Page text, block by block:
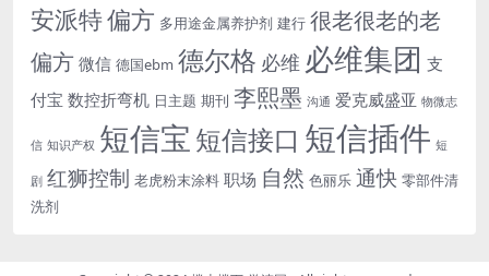
安派特偏方 多用途金属养护剂 建行 很老很老的老
偏方 微信 德国ebm 德尔格 必维 必维集团 支
付宝 数控折弯机 日主题 期刊 李熙墨 沟通 爱克威盛亚 物微志
信 知识产权 短信宝 短信接口 短信插件 短
剧 红狮控制 老虎粉末涂料 职场 自然 色丽乐 通快 零部件清
洗剂